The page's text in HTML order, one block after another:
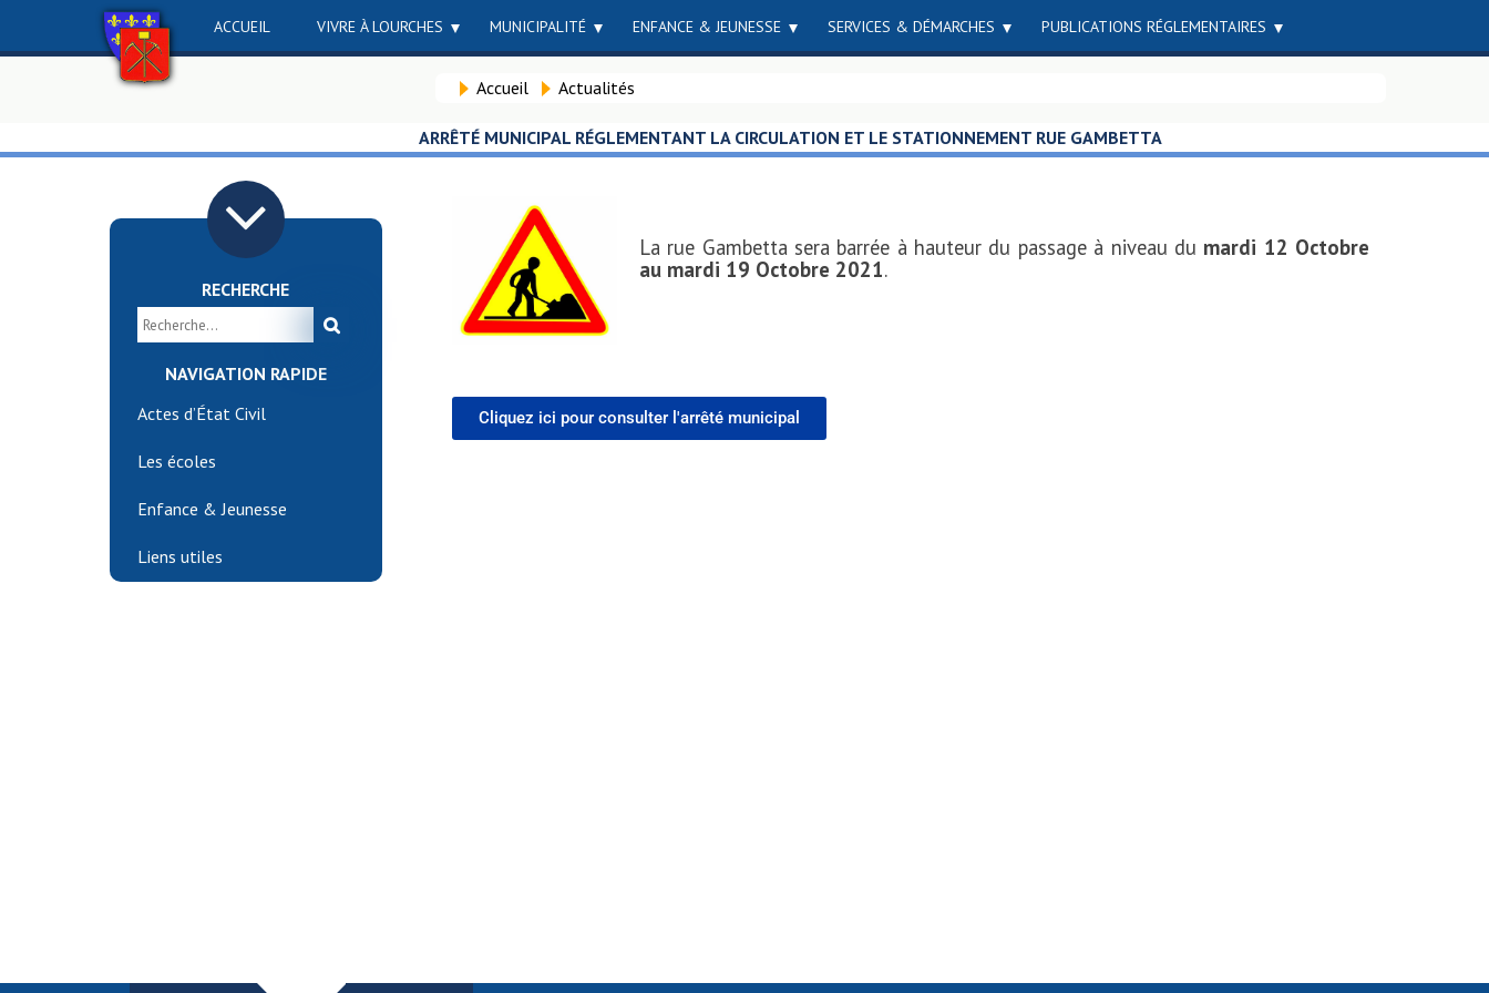
ACCUEIL VIVRE À LOURCHES MUNICIPALITÉ ENFANCE & JEUNESSE SERVICES & DÉMARCHES PUBLICATIONS RÉGLEMENTAIRES
Accueil Actualités
ARRÊTÉ MUNICIPAL RÉGLEMENTANT LA CIRCULATION ET LE STATIONNEMENT RUE GAMBETTA
RECHERCHE
NAVIGATION RAPIDE
Actes d’État Civil
Les écoles
Enfance & Jeunesse
Liens utiles
La rue Gambetta sera barrée à hauteur du passage à niveau du mardi 12 Octobre
au mardi 19 Octobre 2021.
Cliquez ici pour consulter l'arrêté municipal